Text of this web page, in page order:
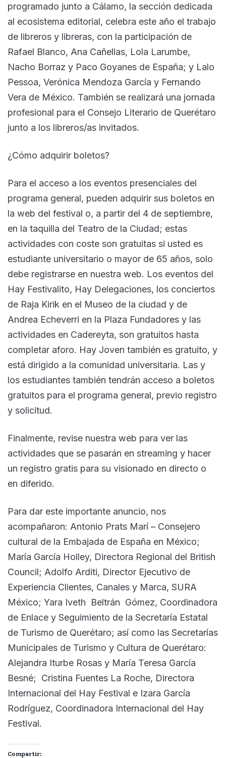
programado junto a Cálamo, la sección dedicada
al ecosistema editorial, celebra este año el trabajo
de libreros y libreras, con la participación de
Rafael Blanco, Ana Cañellas, Lola Larumbe,
Nacho Borraz y Paco Goyanes de España; y Lalo
Pessoa, Verónica Mendoza García y Fernando
Vera de México. También se realizará una jornada
profesional para el Consejo Literario de Querétaro
junto a los libreros/as invitados.
¿Cómo adquirir boletos?
Para el acceso a los eventos presenciales del
programa general, pueden adquirir sus boletos en
la web del festival o, a partir del 4 de septiembre,
en la taquilla del Teatro de la Ciudad; estas
actividades con coste son gratuitas si usted es
estudiante universitario o mayor de 65 años, solo
debe registrarse en nuestra web. Los eventos del
Hay Festivalito, Hay Delegaciones, los conciertos
de Raja Kirik en el Museo de la ciudad y de
Andrea Echeverri en la Plaza Fundadores y las
actividades en Cadereyta, son gratuitos hasta
completar aforo. Hay Joven también es gratuito, y
está dirigido a la comunidad universitaria. Las y
los estudiantes también tendrán acceso a boletos
gratuitos para el programa general, previo registro
y solicitud.
Finalmente, revise nuestra web para ver las
actividades que se pasarán en streaming y hacer
un registro gratis para su visionado en directo o
en diferido.
Para dar este importante anuncio, nos
acompañaron: Antonio Prats Marí – Consejero
cultural de la Embajada de España en México;
María García Holley, Directora Regional del British
Council; Adolfo Arditi, Director Ejecutivo de
Experiencia Clientes, Canales y Marca, SURA
México; Yara Iveth Beltrán Gómez, Coordinadora
de Enlace y Seguimiento de la Secretaría Estatal
de Turismo de Querétaro; así como las Secretarías
Municipales de Turismo y Cultura de Querétaro:
Alejandra Iturbe Rosas y María Teresa García
Besné; Cristina Fuentes La Roche, Directora
Internacional del Hay Festival e Izara García
Rodríguez, Coordinadora Internacional del Hay
Festival.
Compartir: